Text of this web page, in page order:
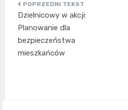
Nawigacja
wpisu
Dzielnicowy w akcji:
Planowanie dla
bezpieczeństwa
mieszkańców